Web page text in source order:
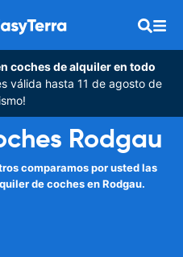
coches de alquiler en todo
válida hasta 11 de agosto de
Rodgau
comparamos por usted las
de coches en Rodgau.